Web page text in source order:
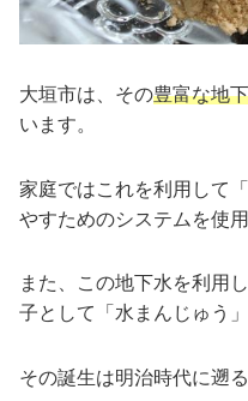
大垣市は、その豊富な地
います。
家庭ではこれを利用して
やすためのシステムを使
また、この地下水を利用
子として「水まんじゅう
その誕生は明治時代に遡